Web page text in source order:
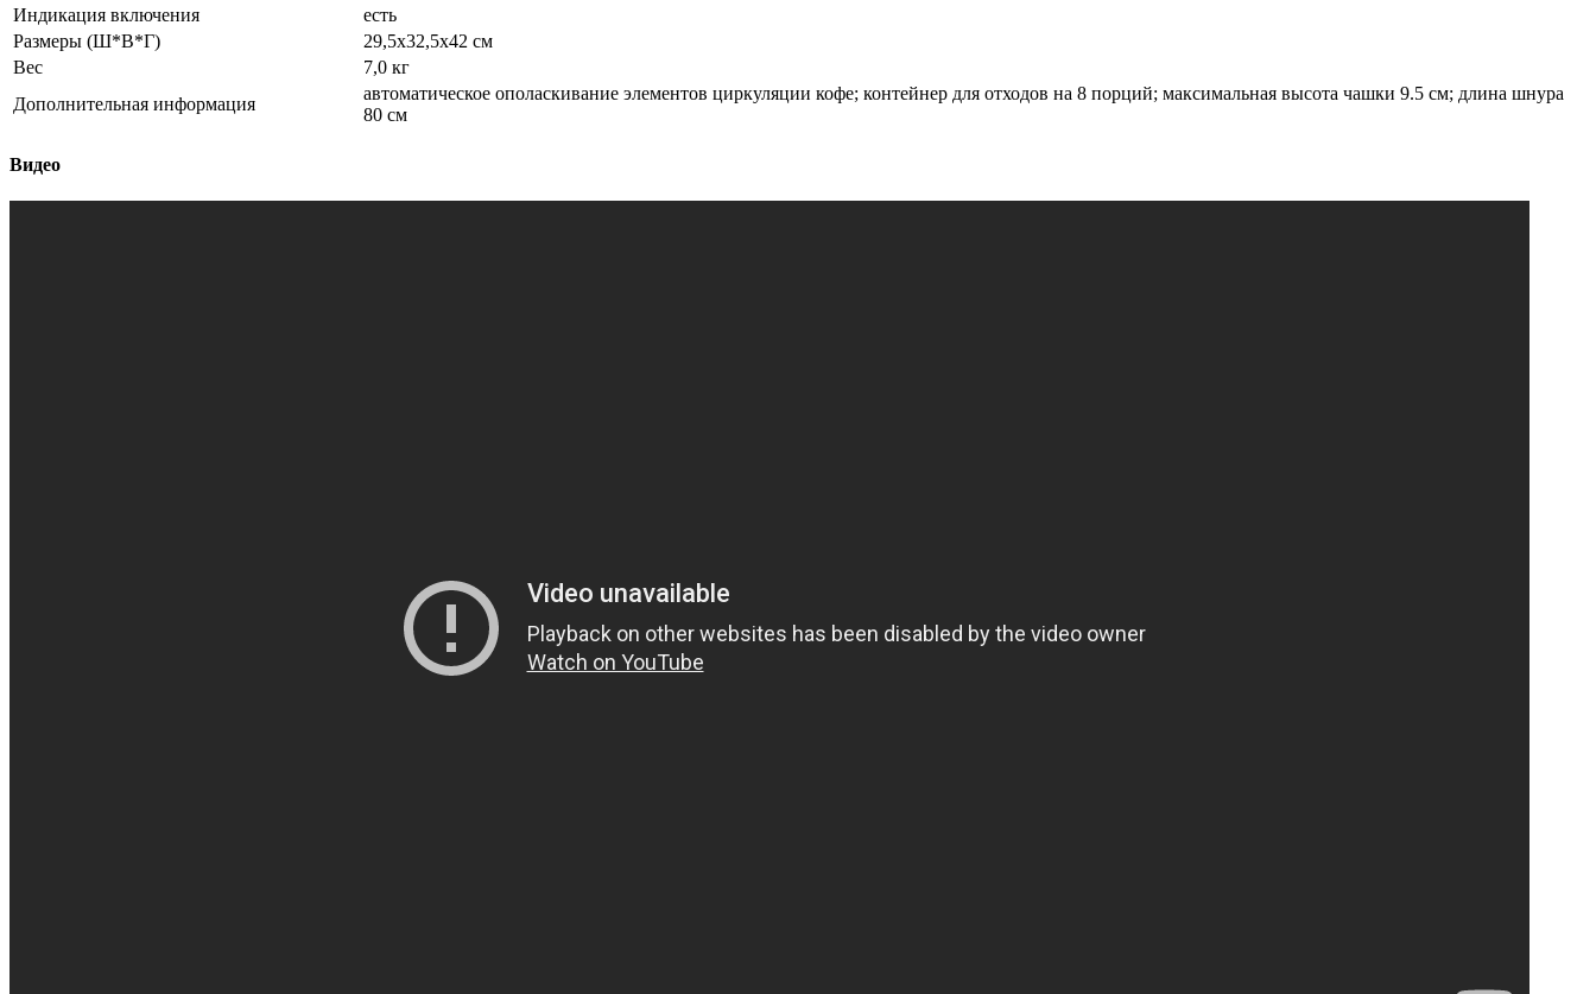
Индикация включения
есть
Размеры (Ш*В*Г)
29,5x32,5x42 см
Вес
7,0 кг
Дополнительная информация
автоматическое ополаскивание элементов циркуляции кофе; контейнер для отходов на 8 порций; максимальная высота чашки 9.5 см; длина шнура
80 см
Видео